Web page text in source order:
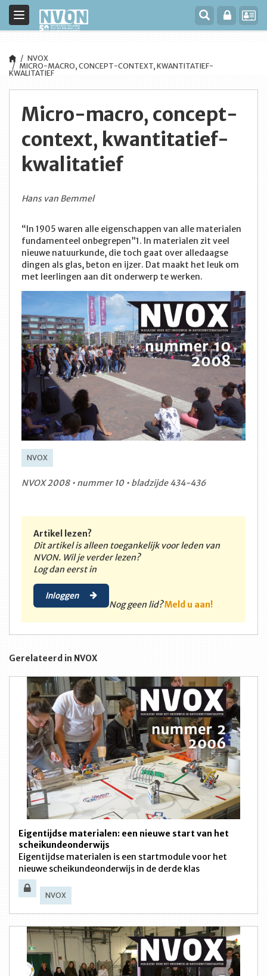
Toggle
navigation
NVOX
MICRO-MACRO, CONCEPT-CONTEXT, KWANTITATIEF-
KWALITATIEF
Micro-macro, concept-
context, kwantitatief-
kwalitatief
Hans van Bemmel
“In 1905 waren alle eigenschappen van alle materialen
fundamenteel onbegrepen”1. In materialen zit veel
nieuwe natuurkunde, die toch gaat over alledaagse
dingen als glas, beton en ijzer. Dat maakt het leuk om
met leerlingen aan dit onderwerp te werken.
NVOX
NVOX 2008 • nummer 10 • bladzijde 434-436
Artikel lezen?
Dit artikel is alleen toegankelijk voor leden van
NVON. Wil je verder lezen?
Log dan eerst in
Inloggen
Nog geen lid?Meld u aan!
Gerelateerd in NVOX
Eigentijdse materialen: een nieuwe start van het
scheikundeonderwijs
Eigentijdse materialen is een startmodule voor het
nieuwe scheikundeonderwijs in de derde klas
NVOX